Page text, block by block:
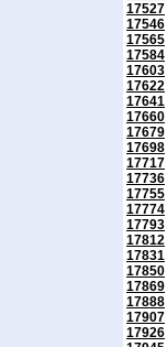
17527
17546
17565
17584
17603
17622
17641
17660
17679
17698
17717
17736
17755
17774
17793
17812
17831
17850
17869
17888
17907
17926